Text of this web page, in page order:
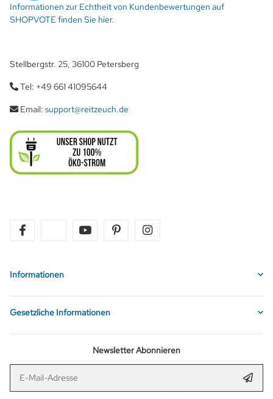
Informationen zur Echtheit von Kundenbewertungen auf
SHOPVOTE finden Sie hier.
Stellbergstr. 25, 36100 Petersberg
Tel: +49 661 41095644
Email: support@reitzeuch.de
twitter youtube pinterest
Informationen
Gesetzliche Informationen
Newsletter Abonnieren